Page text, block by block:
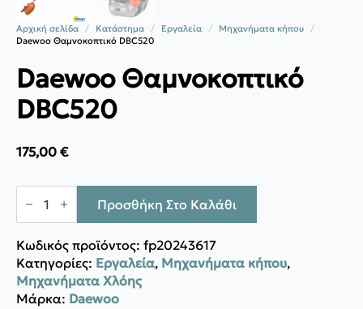
Αρχική σελίδα Κατάστημα Εργαλεία
Μηχανήματα κήπου
Daewoo Θαμνοκοπτικό DBC520
Daewoo Θαμνοκοπτικό
DBC520
175,00 €
Daewoo
ΘαμνοκοπτικόΠροσθήκη Στο Καλάθι
Κωδικός προϊόντος: fp20243617
Κατηγορίες: Εργαλεία, Μηχανήματα κήπου,
Μηχανήματα Χλόης
Μάρκα: Daewoo